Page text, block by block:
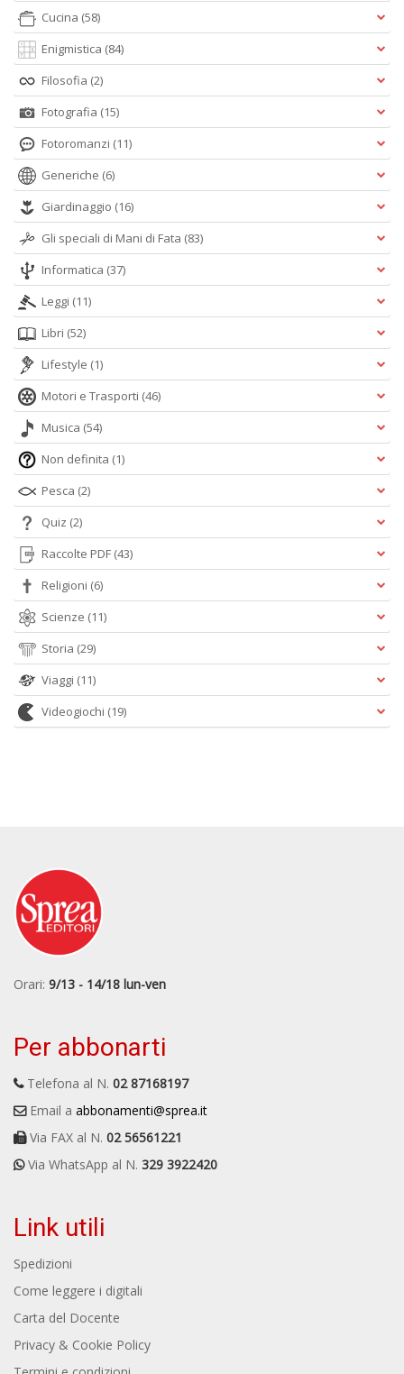
Cucina (58)
Enigmistica (84)
Filosofia (2)
Fotografia (15)
Fotoromanzi (11)
Generiche (6)
Giardinaggio (16)
Gli speciali di Mani di Fata (83)
Informatica (37)
Leggi (11)
Libri (52)
Lifestyle (1)
Motori e Trasporti (46)
Musica (54)
Non definita (1)
Pesca (2)
Quiz (2)
Raccolte PDF (43)
Religioni (6)
Scienze (11)
Storia (29)
Viaggi (11)
Videogiochi (19)
Orari: 9/13 - 14/18 lun-ven
Per abbonarti
Telefona al N. 02 87168197
Email a abbonamenti@sprea.it
Via FAX al N. 02 56561221
Via WhatsApp al N. 329 3922420
Link utili
Spedizioni
Come leggere i digitali
Carta del Docente
Privacy & Cookie Policy